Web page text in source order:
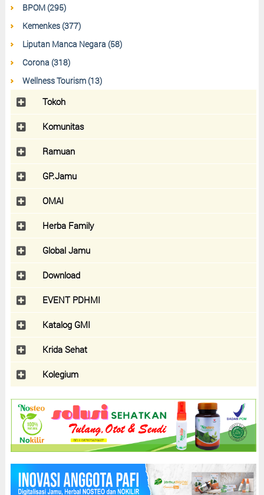
BPOM (295)
Kemenkes (377)
Liputan Manca Negara (58)
Corona (318)
Wellness Tourism (13)
Tokoh
Komunitas
Ramuan
GP.Jamu
OMAI
Herba Family
Global Jamu
Download
EVENT PDHMI
Katalog GMI
Krida Sehat
Kolegium